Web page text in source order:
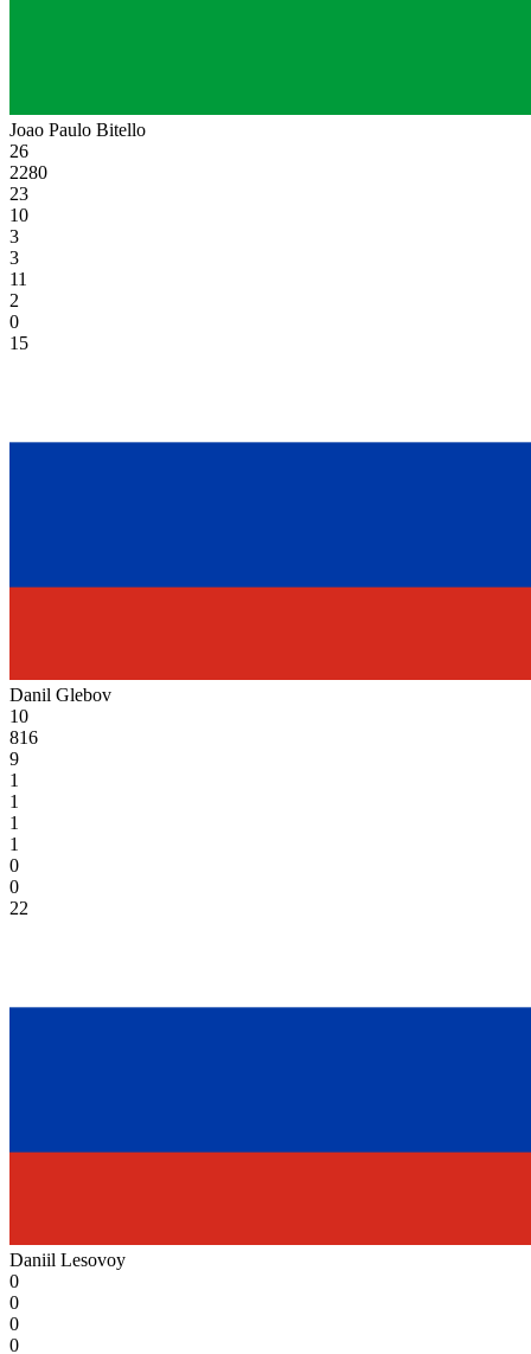
Joao Paulo Bitello
26
2280
23
10
3
3
11
2
0
15
Danil Glebov
10
816
9
1
1
1
1
0
0
22
Daniil Lesovoy
0
0
0
0